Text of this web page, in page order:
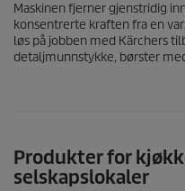
Maskinen fjerner gjenstridig
konsentrerte kraften fra en
løs på jobben med Kärchers
detaljmunnstykke, børster
Produkter for
selskapslokaler